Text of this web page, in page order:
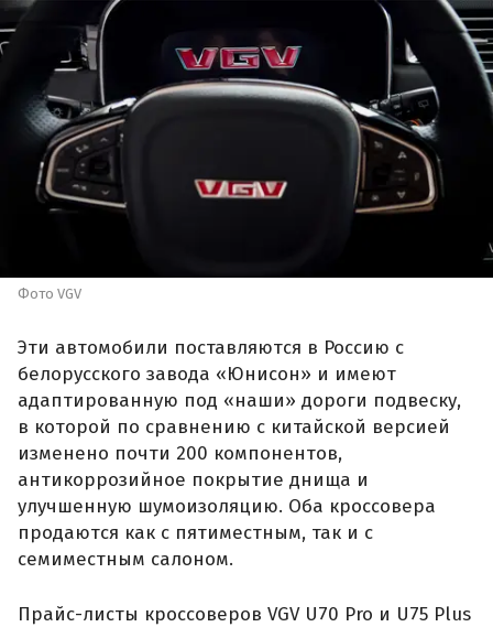
Фото VGV
Эти автомобили поставляются в Россию с
белорусского завода «Юнисон» и имеют
адаптированную под «наши» дороги подвеску,
в которой по сравнению с китайской версией
изменено почти 200 компонентов,
антикоррозийное покрытие днища и
улучшенную шумоизоляцию. Оба кроссовера
продаются как с пятиместным, так и с
семиместным салоном.
Прайс-листы кроссоверов VGV U70 Pro и U75 Plus